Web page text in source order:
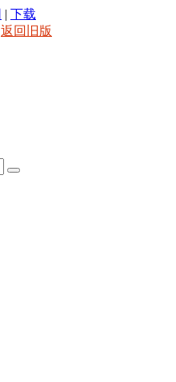
| 下载
返回旧版